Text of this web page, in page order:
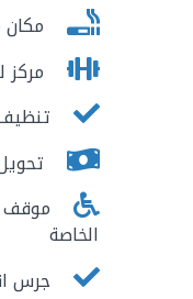
مركز
موقف
الخاصة
جرس